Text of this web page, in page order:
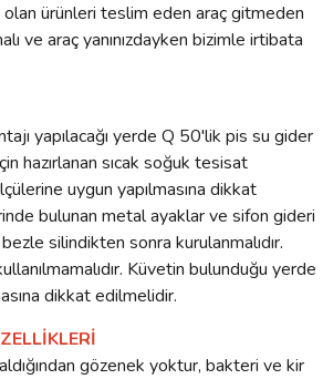
olan ürünleri teslim eden araç gitmeden
ve araç yanınızdayken bizimle irtibata
yapılacağı yerde Q 50'lik pis su gider
hazırlanan sıcak soğuk tesisat
uygun yapılmasına dikkat
bulunan metal ayaklar ve sifon gideri
silindikten sonra kurulanmalıdır.
Küvetin bulunduğu yerde
dikkat edilmelidir.
gözenek yoktur, bakteri ve kir